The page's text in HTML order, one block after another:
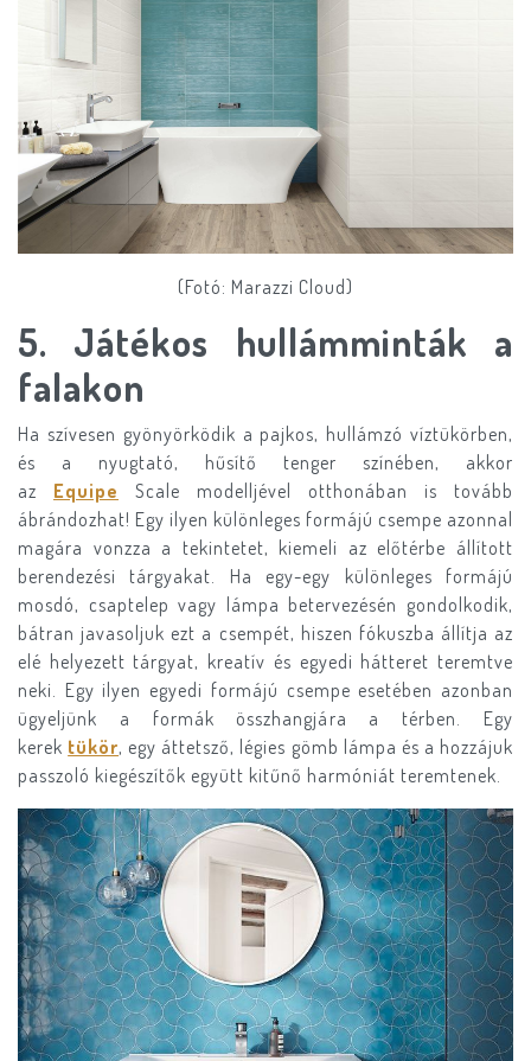
(Fotó: Marazzi Cloud)
​5. Játékos hullámminták a
falakon
Ha szívesen gyönyörködik a pajkos, hullámzó víztükörben,
és a nyugtató, hűsítő tenger színében, akkor
az
Equipe
Scale modelljével otthonában is tovább
ábrándozhat! Egy ilyen különleges formájú csempe azonnal
magára vonzza a tekintetet, kiemeli az előtérbe állított
berendezési tárgyakat. Ha egy-egy különleges formájú
mosdó, csaptelep vagy lámpa betervezésén gondolkodik,
bátran javasoljuk ezt a csempét, hiszen fókuszba állítja az
elé helyezett tárgyat, kreatív és egyedi hátteret teremtve
neki. Egy ilyen egyedi formájú csempe esetében azonban
ügyeljünk a formák összhangjára a térben. Egy
kerek tükör, egy áttetsző, légies gömb lámpa és a hozzájuk
passzoló kiegészítők együtt kitűnő harmóniát teremtenek.